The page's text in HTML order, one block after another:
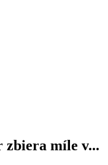
zbiera míle v...